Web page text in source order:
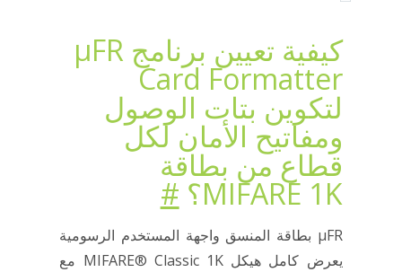
كيفية تعيين برنامج μFR
Card Formatter
لتكوين بتات الوصول
ومفاتيح الأمان لكل
قطاع من بطاقة
MIFARE 1K؟ #
μFR بطاقة المنسق واجهة المستخدم الرسومية
يعرض كامل هيكل MIFARE® Classic 1K مع